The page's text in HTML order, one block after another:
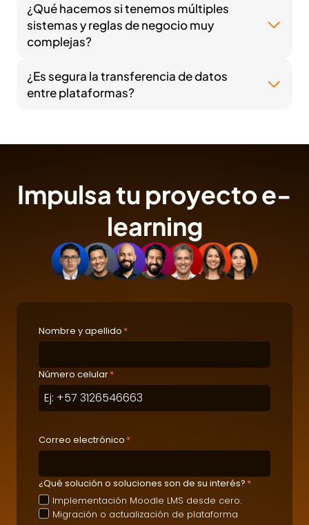
¿Qué hacemos si tenemos múltiples
sistemas y reglas de negocio muy
complejas?
¿Es segura la transferencia de datos
entre plataformas?
Impulsa tu proyecto e-
learning
Nombre y apellido *
Número celular*
Correo electrónico *
¿Qué solución o soluciones son de su interés? *
Implementación Moodle LMS desde cero.
Migración o actualización de plataforma